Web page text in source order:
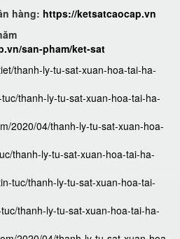
hàng: https://ketsatcaocap.vn
san-pham/ket-sat
thanh-ly-tu-sat-xuan-hoa-tai-ha-
thanh-ly-tu-sat-xuan-hoa-tai-ha-
2020/04/thanh-ly-tu-sat-xuan-hoa-
thanh-ly-tu-sat-xuan-hoa-tai-ha-
tuc/thanh-ly-tu-sat-xuan-hoa-tai-
thanh-ly-tu-sat-xuan-hoa-tai-ha-